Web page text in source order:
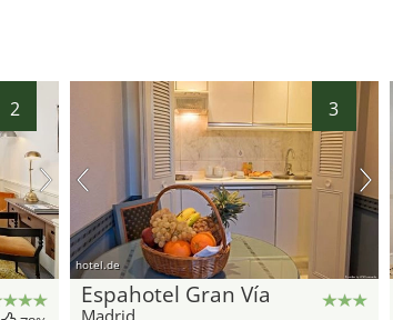
2 3
hotel.de
Espahotel Gran Vía
Madrid